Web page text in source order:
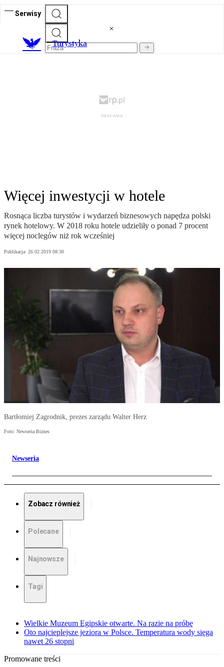
Serwisy
Turystyka
Więcej inwestycji w hotele
Rosnąca liczba turystów i wydarzeń biznesowych napędza polski
rynek hotelowy. W 2018 roku hotele udzieliły o ponad 7 procent
więcej noclegów niż rok wcześniej
Publikacja: 26.02.2019 08:30
Bartłomiej Zagrodnik, prezes zarządu Walter Herz
Foto: Newseria Biznes
Newseria
Zobacz również
Polecane
Najnowsze
Tagi
Wielkie Muzeum Egipskie otwarte. Na razie na próbę
Oto najcieplejsze jeziora w Polsce. Temperatura wody sięga
nawet 26 stopni
Promowane treści